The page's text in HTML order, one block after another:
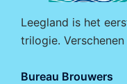
Leegland is het
trilogie. Verschenen
Bureau Brouwers